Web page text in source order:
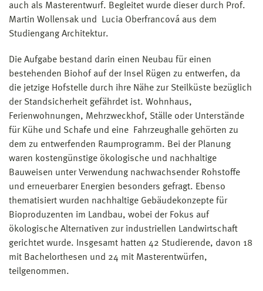
auch als Masterentwurf. Begleitet wurde dieser durch Prof.
Martin Wollensak und Lucia Oberfrancová aus dem
Studiengang Architektur.
Die Aufgabe bestand darin einen Neubau für einen
bestehenden Biohof auf der Insel Rügen zu entwerfen, da
die jetzige Hofstelle durch ihre Nähe zur Steilküste bezüglich
der Standsicherheit gefährdet ist. Wohnhaus,
Ferienwohnungen, Mehrzweckhof, Ställe oder Unterstände
für Kühe und Schafe und eine Fahrzeughalle gehörten zu
dem zu entwerfenden Raumprogramm. Bei der Planung
waren kostengünstige ökologische und nachhaltige
Bauweisen unter Verwendung nachwachsender Rohstoffe
und erneuerbarer Energien besonders gefragt. Ebenso
thematisiert wurden nachhaltige Gebäudekonzepte für
Bioproduzenten im Landbau, wobei der Fokus auf
ökologische Alternativen zur industriellen Landwirtschaft
gerichtet wurde. Insgesamt hatten 42 Studierende, davon 18
mit Bachelorthesen und 24 mit Masterentwürfen,
teilgenommen.